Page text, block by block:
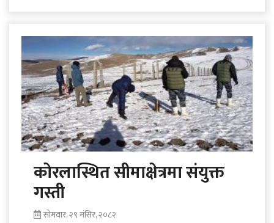
कोरलास्थित सीमाक्षेत्रमा संयुक्त
गस्ती
सोमवार, २९ मंसिर, २०८२